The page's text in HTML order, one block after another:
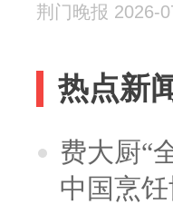
荆门晚报 2026-
热点新
费大厨“
中国烹